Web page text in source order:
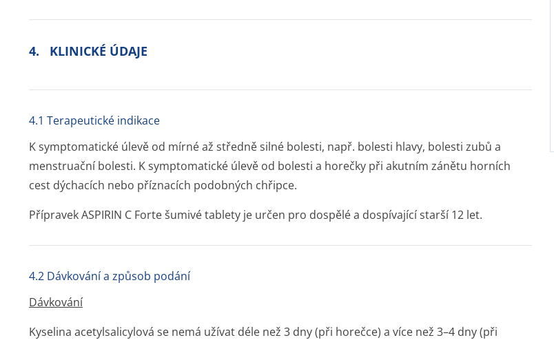
4. KLINICKÉ ÚDAJE
4.1 Terapeutické indikace
K symptomatické úlevě od mírné až středně silné bolesti, např. bolesti hlavy, bolesti zubů a
menstruační bolesti. K symptomatické úlevě od bolesti a horečky při akutním zánětu horních
cest dýchacích nebo příznacích podobných chřipce.
Přípravek ASPIRIN C Forte šumivé tablety je určen pro dospělé a dospívající starší 12 let.
4.2 Dávkování a způsob podání
Dávkování
Kyselina acetylsalicylová se nemá užívat déle než 3 dny (při horečce) a více než 3–4 dny (při